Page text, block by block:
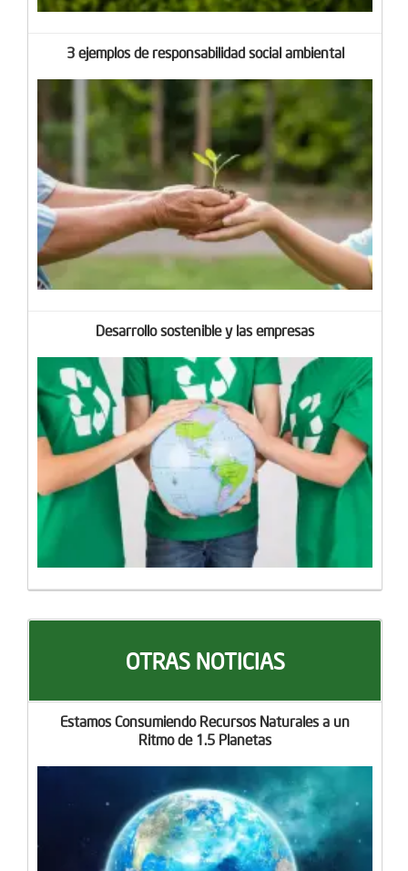
3 ejemplos de responsabilidad social ambiental
Desarrollo sostenible y las empresas
OTRAS NOTICIAS
Estamos Consumiendo Recursos Naturales a un
Ritmo de 1.5 Planetas